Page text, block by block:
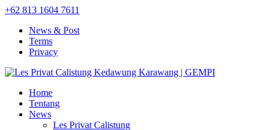
+62 813 1604 7611
News & Post
Terms
Privacy
Home
Tentang
News
Les Privat Calistung